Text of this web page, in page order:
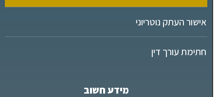
אישור העתק נוטריוני
חתימת עורך דין
מידע חשוב